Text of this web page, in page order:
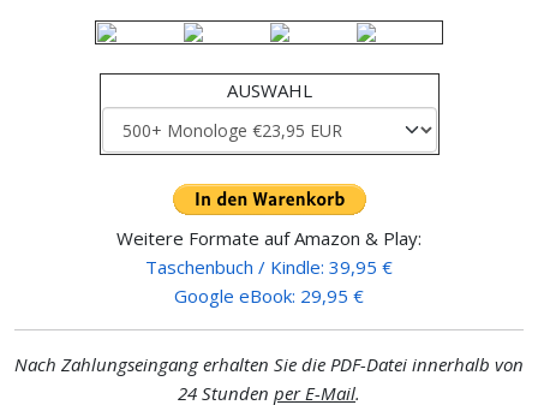
AUSWAHL
Weitere Formate auf Amazon & Play:
Taschenbuch / Kindle: 39,95 €
Google eBook: 29,95 €
Nach Zahlungseingang erhalten Sie die PDF-Datei innerhalb von
24 Stunden per E-Mail.